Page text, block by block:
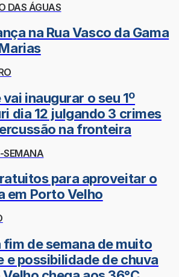
DAS ÁGUAS
na Rua Vasco da Gama
inaugurar o seu 1º
dia 12 julgando 3 crimes
na fronteira
SEMANA
para aproveitar o
em Porto Velho
fim de semana de muito
e possibilidade de chuva